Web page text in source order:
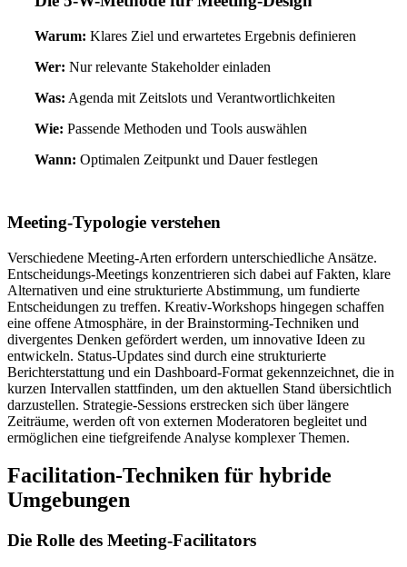
Warum: Klares Ziel und erwartetes Ergebnis definieren
Wer: Nur relevante Stakeholder einladen
Was: Agenda mit Zeitslots und Verantwortlichkeiten
Wie: Passende Methoden und Tools auswählen
Wann: Optimalen Zeitpunkt und Dauer festlegen
Meeting-Typologie verstehen
Verschiedene Meeting-Arten erfordern unterschiedliche Ansätze.
Entscheidungs-Meetings konzentrieren sich dabei auf Fakten, klare
Alternativen und eine strukturierte Abstimmung, um fundierte
Entscheidungen zu treffen. Kreativ-Workshops hingegen schaffen
eine offene Atmosphäre, in der Brainstorming-Techniken und
divergentes Denken gefördert werden, um innovative Ideen zu
entwickeln. Status-Updates sind durch eine strukturierte
Berichterstattung und ein Dashboard-Format gekennzeichnet, die in
kurzen Intervallen stattfinden, um den aktuellen Stand übersichtlich
darzustellen. Strategie-Sessions erstrecken sich über längere
Zeiträume, werden oft von externen Moderatoren begleitet und
ermöglichen eine tiefgreifende Analyse komplexer Themen.
Facilitation-Techniken für hybride
Umgebungen
Die Rolle des Meeting-Facilitators